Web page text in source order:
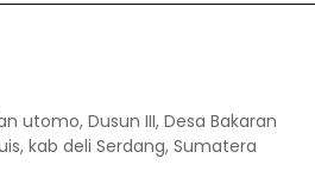
utomo, Dusun III, Desa Bakaran
kab deli Serdang, Sumatera